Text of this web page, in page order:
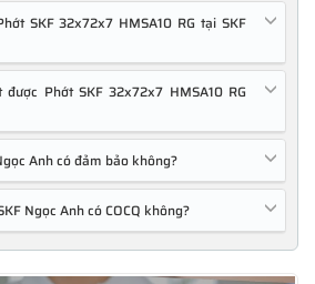
SKF 32x72x7 HMSA10 RG tại SKF
Phớt SKF 32x72x7 HMSA10 RG
Anh có đảm bảo không?
Ngọc Anh có COCQ không?